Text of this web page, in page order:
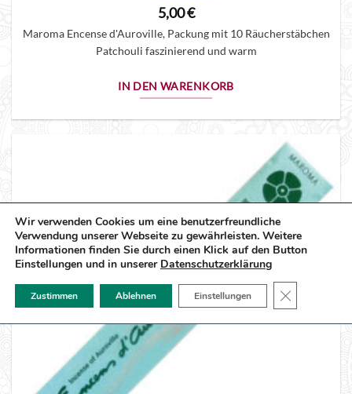
5,00€
Maroma Encense d'Auroville, Packung mit 10 Räucherstäbchen
Patchouli faszinierend und warm
IN DEN WARENKORB
Wir verwenden Cookies um eine benutzerfreundliche
Verwendung unserer Webseite zu gewährleisten. Weitere
Informationen finden Sie durch einen Klick auf den Button
Einstellungen und in unserer Datenschutzerklärung
Zustimmen Ablehnen Einstellungen GDPR